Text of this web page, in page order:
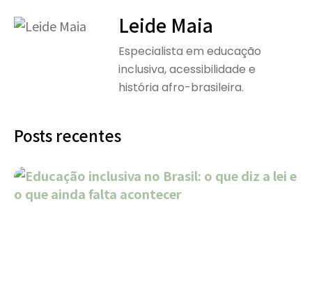
Leide Maia
Especialista em educação
inclusiva, acessibilidade e
história afro-brasileira.
Posts recentes